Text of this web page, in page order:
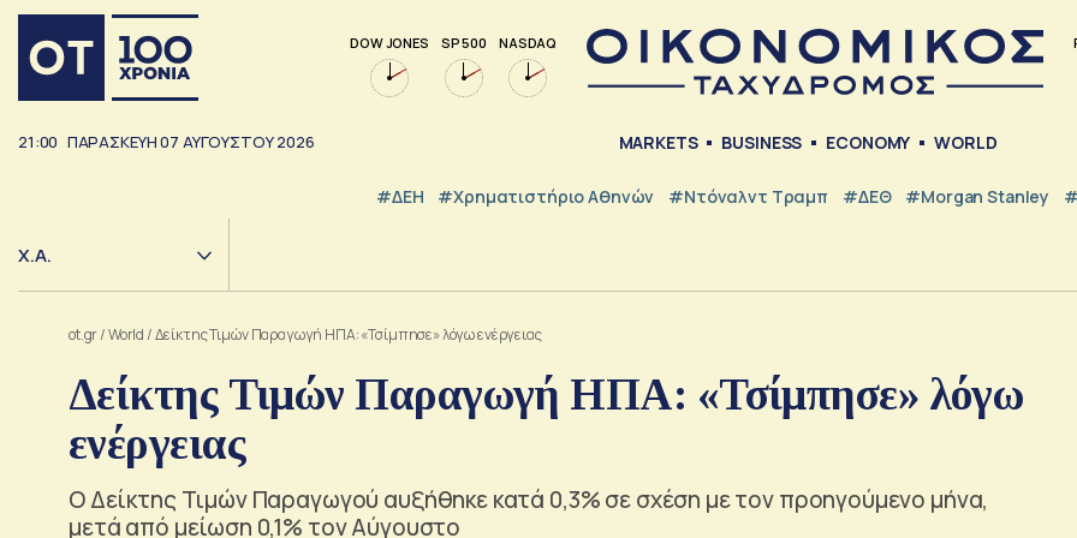
DOW JONES SP 500 NASDAQ
21:00 ΠΑΡΑΣΚΕΥΗ07 ΑΥΓΟΥΣΤΟΥ2026 MARKETS BUSINESS ECONOMY WORLD
#ΔΕΗ #Χρηματιστήριο Αθηνών #Ντόναλντ Τραμπ #ΔΕΘ #Morgan Stanley
Χ.Α.
ot.gr/World /Δείκτης Τιμών Παραγωγή ΗΠΑ: «Τσίμπησε» λόγω ενέργειας
Δείκτης Τιμών Παραγωγή ΗΠΑ: «Τσίμπησε» λόγω
ενέργειας
Ο Δείκτης Τιμών Παραγωγού αυξήθηκε κατά 0,3% σε σχέση με τον προηγούμενο μήνα,
μετά από μείωση 0,1% τον Αύγουστο